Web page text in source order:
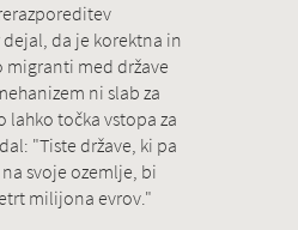
dejal, da je korektna in
med države
ni slab za
lahko točka vstopa za
"Tiste države, ki pa
svoje ozemlje, bi
milijona evrov."